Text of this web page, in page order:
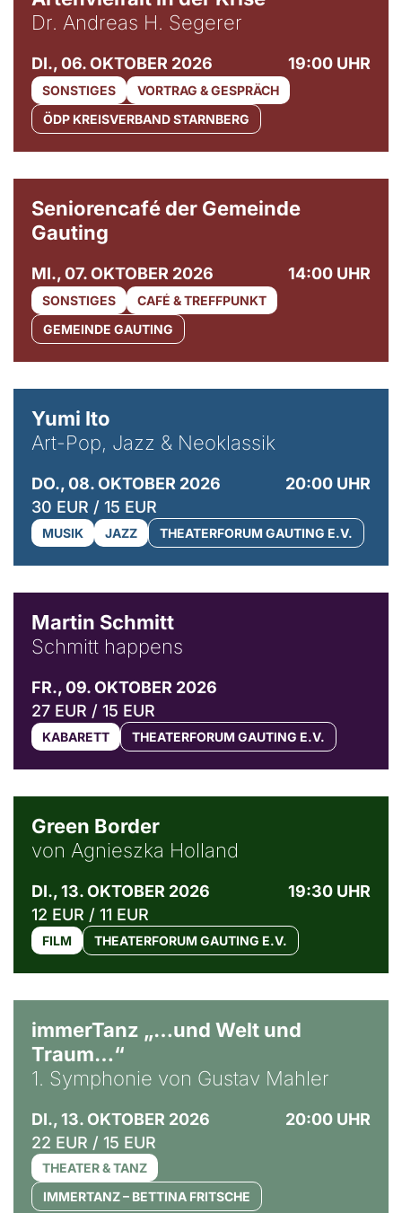
Dr. Andreas H. Segerer
DI., 06. OKTOBER 2026 19:00 UHR
SONSTIGES
VORTRAG & GESPRÄCH
ÖDP KREISVERBAND STARNBERG
Seniorencafé der Gemeinde
Gauting
MI., 07. OKTOBER 2026 14:00 UHR
SONSTIGES
CAFÉ & TREFFPUNKT
GEMEINDE GAUTING
Yumi Ito
Art-Pop, Jazz & Neoklassik
DO., 08. OKTOBER 2026
20:00 UHR
30 EUR / 15 EUR
MUSIK JAZZ THEATERFORUM GAUTING E.V.
Martin Schmitt
Schmitt happens
FR., 09. OKTOBER 2026
27 EUR / 15 EUR
KABARETT THEATERFORUM GAUTING E.V.
Green Border
von Agnieszka Holland
DI., 13. OKTOBER 2026
19:30 UHR
12 EUR / 11 EUR
FILM THEATERFORUM GAUTING E.V.
immerTanz „…und Welt und
Traum…“
1. Symphonie von Gustav Mahler
DI., 13. OKTOBER 2026
20:00 UHR
22 EUR / 15 EUR
THEATER & TANZ
IMMERTANZ – BETTINA FRITSCHE